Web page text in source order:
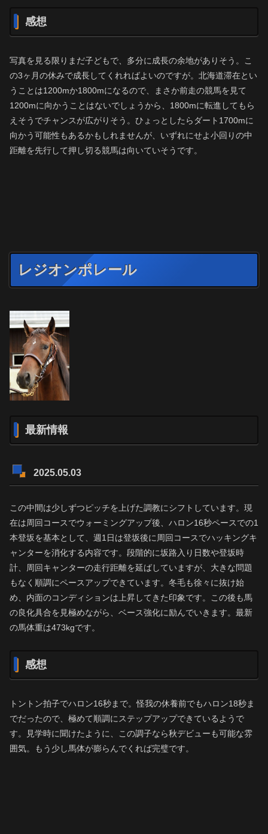
感想
写真を見る限りまだ子どもで、多分に成長の余地がありそう。こ
の3ヶ月の休みで成長してくれればよいのですが。北海道滞在とい
うことは1200mか1800mになるので、まさか前走の競馬を見て
1200mに向かうことはないでしょうから、1800mに転進してもら
えそうでチャンスが広がりそう。ひょっとしたらダート1700mに
向かう可能性もあるかもしれませんが、いずれにせよ小回りの中
距離を先行して押し切る競馬は向いていそうです。
レジオンポレール
最新情報
2025.05.03
この中間は少しずつピッチを上げた調教にシフトしています。現
在は周回コースでウォーミングアップ後、ハロン16秒ペースでの1
本登坂を基本として、週1日は登坂後に周回コースでハッキングキ
ャンターを消化する内容です。段階的に坂路入り日数や登坂時
計、周回キャンターの走行距離を延ばしていますが、大きな問題
もなく順調にペースアップできています。冬毛も徐々に抜け始
め、内面のコンディションは上昇してきた印象です。この後も馬
の良化具合を見極めながら、ベース強化に励んでいきます。最新
の馬体重は473kgです。
感想
トントン拍子でハロン16秒まで。怪我の休養前でもハロン18秒ま
でだったので、極めて順調にステップアップできているようで
す。見学時に聞けたように、この調子なら秋デビューも可能な雰
囲気。もう少し馬体が膨らんでくれば完璧です。